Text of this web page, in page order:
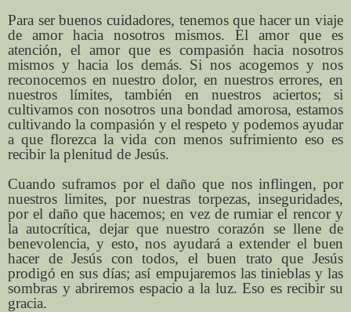
Para ser buenos cuidadores, tenemos que hacer un viaje
de amor hacia nosotros mismos. El amor que es
atención, el amor que es compasión hacia nosotros
mismos y hacia los demás. Si nos acogemos y nos
reconocemos en nuestro dolor, en nuestros errores, en
nuestros límites, también en nuestros aciertos; si
cultivamos con nosotros una bondad amorosa, estamos
cultivando la compasión y el respeto y podemos ayudar
a que florezca la vida con menos sufrimiento eso es
recibir la plenitud de Jesús.
Cuando suframos por el daño que nos inflingen, por
nuestros limites, por nuestras torpezas, inseguridades,
por el daño que hacemos; en vez de rumiar el rencor y
la autocrítica, dejar que nuestro corazón se llene de
benevolencia, y esto, nos ayudará a extender el buen
hacer de Jesús con todos, el buen trato que Jesús
prodigó en sus días; así empujaremos las tinieblas y las
sombras y abriremos espacio a la luz. Eso es recibir su
gracia.